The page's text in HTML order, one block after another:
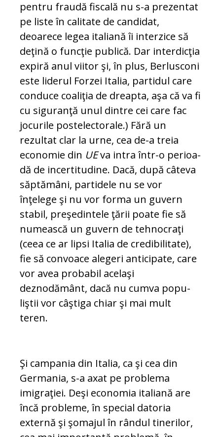
pentru fraudă fiscală nu s-a prezentat
pe liste în calitate de candidat,
deoarece legea italiană îi interzice să
deţină o funcţie publică. Dar interdicţia
ex­piră anul viitor şi, în plus, Berlusconi
este li­de­rul Forzei Italia, partidul care
conduce coa­liţia de dreapta, aşa că va fi
cu si­gu­ranţă unul dintre cei care fac
jocurile postelec­to­ra­le.) Fă­ră un
rezultat clar la ur­ne, cea de-a treia
economie din UEva intra într-o perioa­
dă de in­certitudine. Dacă, du­pă câ­te­va
săptămâni, parti­de­le nu se vor
înţelege şi nu vor forma un guvern
stabil, pre­şedintele ţării poate fie să
numească un guvern de teh­nocraţi
(ce­ea ce ar lipsi Italia de credibilitate),
fie să con­voace alegeri anticipate, care
vor avea pro­ba­bil acelaşi
deznodământ, dacă nu cumva po­pu­
liştii vor câştiga chiar şi mai mult
teren.
Şi campania din Italia, ca şi cea din
Germania, s-a axat pe problema
imigraţiei. Deşi eco­no­mia italiană are
încă probleme, în special da­to­ria
externă şi şomajul în rândul tinerilor,